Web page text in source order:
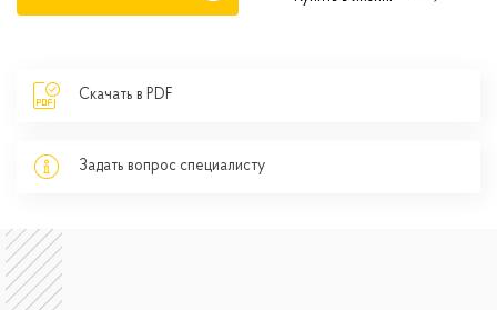
Скачать в PDF
Задать вопрос специалисту